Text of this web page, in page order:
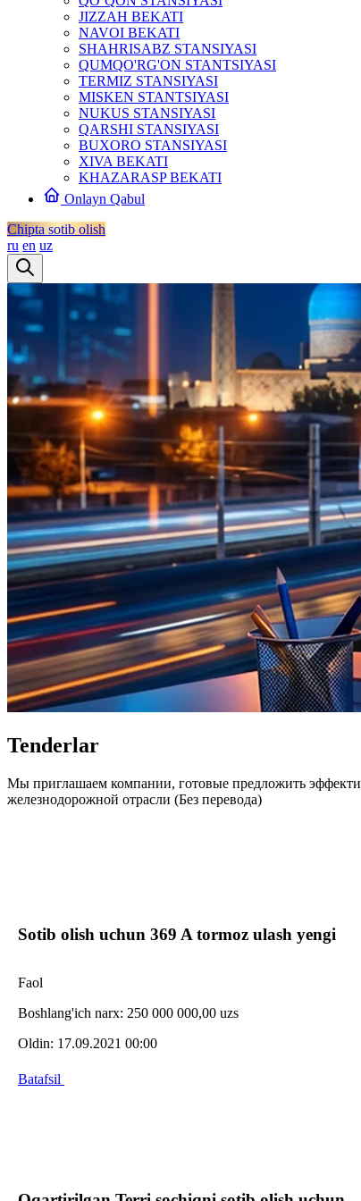
JIZZAH BEKATI
NAVOI BEKATI
SHAHRISABZ STANSIYASI
QUMQO'RG'ON STANTSIYASI
TERMIZ STANSIYASI
MISKEN STANTSIYASI
NUKUS STANSIYASI
QARSHI STANSIYASI
BUXORO STANSIYASI
XIVA BEKATI
KHAZARASP BEKATI
Onlayn Qabul
Chipta sotib olish
ru en uz
Tenderlar
Мы приглашаем компании, готовые предложить
железнодорожной отрасли (Без перевода)
Sotib olish uchun 369 A tormoz ulash yengi
Faol
Boshlang'ich narx: 250 000 000,00 uzs
Oldin: 17.09.2021 00:00
Batafsil